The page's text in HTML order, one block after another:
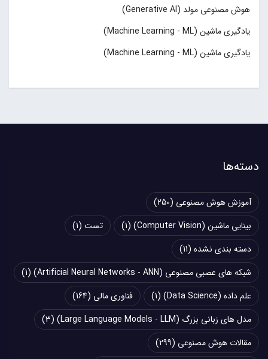
هوش مصنوعی مولد (Generative AI)
یادگیری ماشین (Machine Learning - ML)
یادگیری ماشین (Machine Learning - ML)
دسته‌ها
آموزش هوش مصنوعی (250)
بینایی ماشین (Computer Vision)
(1) تست (1)
دسته بندی نشده (11)
شبکه های عصبی مصنوعی (Artificial Neural Networks - ANN)
(1)
علم داده (Data Science)
(1) فناوری مالی (164)
مدل های زبانی بزرگ (Large Language Models - LLM)
(3)
مقالات هوش مصنوعی (299)